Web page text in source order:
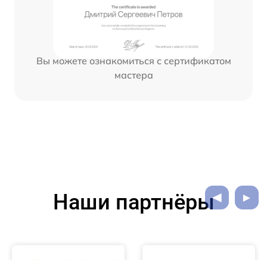
Вы можете ознакомиться с сертификатом
мастера
Наши партнёры